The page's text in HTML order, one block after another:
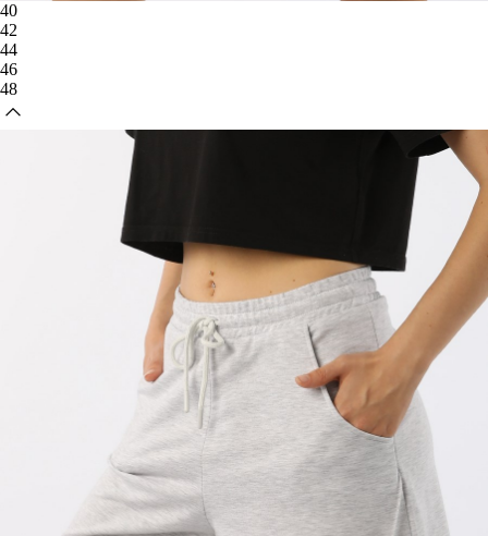
40
42
44
46
48